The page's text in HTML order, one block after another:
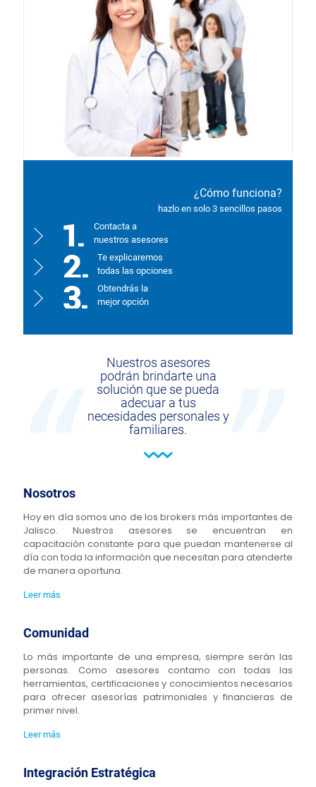
¿Cómo funciona?
hazlo en solo 3 sencillos pasos
Contacta a
nuestros asesores
Te explicaremos
todas las opciones
Obtendrás la
mejor opción
Nuestros asesores
podrán brindarte una
solución que se pueda
adecuar a tus
necesidades personales y
familiares.
Nosotros
Hoy en día somos uno de los brokers más importantes de
Jalisco. Nuestros asesores se encuentran en
capacitación constante para que puedan mantenerse al
día con toda la información que necesitan para atenderte
de manera oportuna.
Leer más
Comunidad
Lo más importante de una empresa, siempre serán las
personas. Como asesores contamo con todas las
herramientas, certificaciones y conocimientos necesarios
para ofrecer asesorías patrimoniales y financieras de
primer nivel.
Leer más
Integración Estratégica